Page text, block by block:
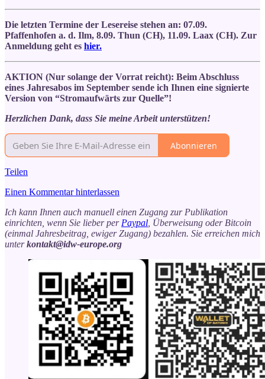
Die letzten Termine der Lesereise stehen an: 07.09.
Pfaffenhofen a. d. Ilm, 8.09. Thun (CH), 11.09. Laax (CH). Zur
Anmeldung geht es hier.
AKTION (Nur solange der Vorrat reicht): Beim Abschluss
eines Jahresabos im September sende ich Ihnen eine signierte
Version von “Stromaufwärts zur Quelle”!
Herzlichen Dank, dass Sie meine Arbeit unterstützen!
Abonnieren
Teilen
Einen Kommentar hinterlassen
Ich kann Ihnen auch manuell einen Zugang zur Publikation
einrichten, wenn Sie lieber per Paypal , Überweisung oder Bitcoin
(einmal Jahresbeitrag, ewiger Zugang) bezahlen. Sie erreichen mich
unterkontakt@idw-europe.org